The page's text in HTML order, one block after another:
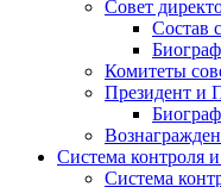
Совет
Состав
Комитеты
Президент и
Система контроля
Система